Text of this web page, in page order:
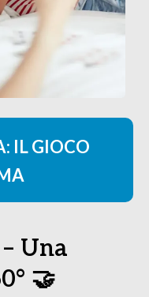
IL GIOCO
Una
🤝